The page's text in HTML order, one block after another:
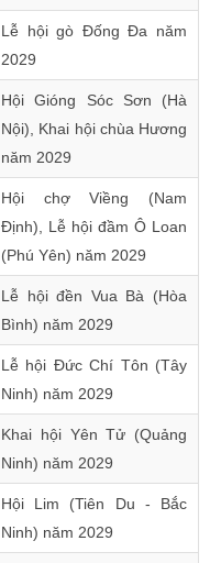
Lễ hội gò Đống Đa năm
2029
Hội Gióng Sóc Sơn (Hà
Nội), Khai hội chùa Hương
năm 2029
Hội chợ Viềng (Nam
Định), Lễ hội đầm Ô Loan
(Phú Yên) năm 2029
Lễ hội đền Vua Bà (Hòa
Bình) năm 2029
Lễ hội Đức Chí Tôn (Tây
Ninh) năm 2029
Khai hội Yên Tử (Quảng
Ninh) năm 2029
Hội Lim (Tiên Du - Bắc
Ninh) năm 2029